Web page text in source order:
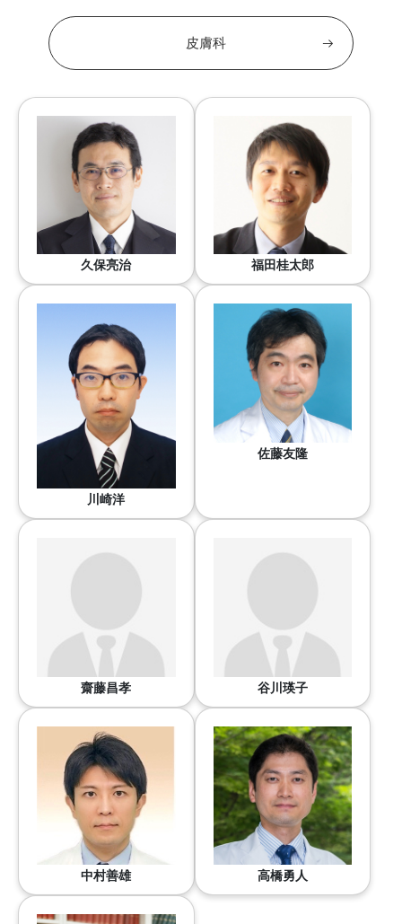
皮膚科
久保亮治 福田桂太郎
川崎洋
佐藤友隆
齋藤昌孝 谷川瑛子
中村善雄 高橋勇人